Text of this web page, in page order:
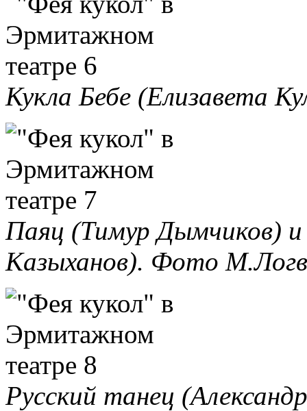
Кукла Бебе (Елизавета
Паяц (Тимур Дымчиков)
Казыханов). Фото
Русский танец